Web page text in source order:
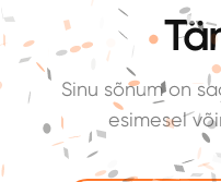
Sinu sõnum on
esimesel